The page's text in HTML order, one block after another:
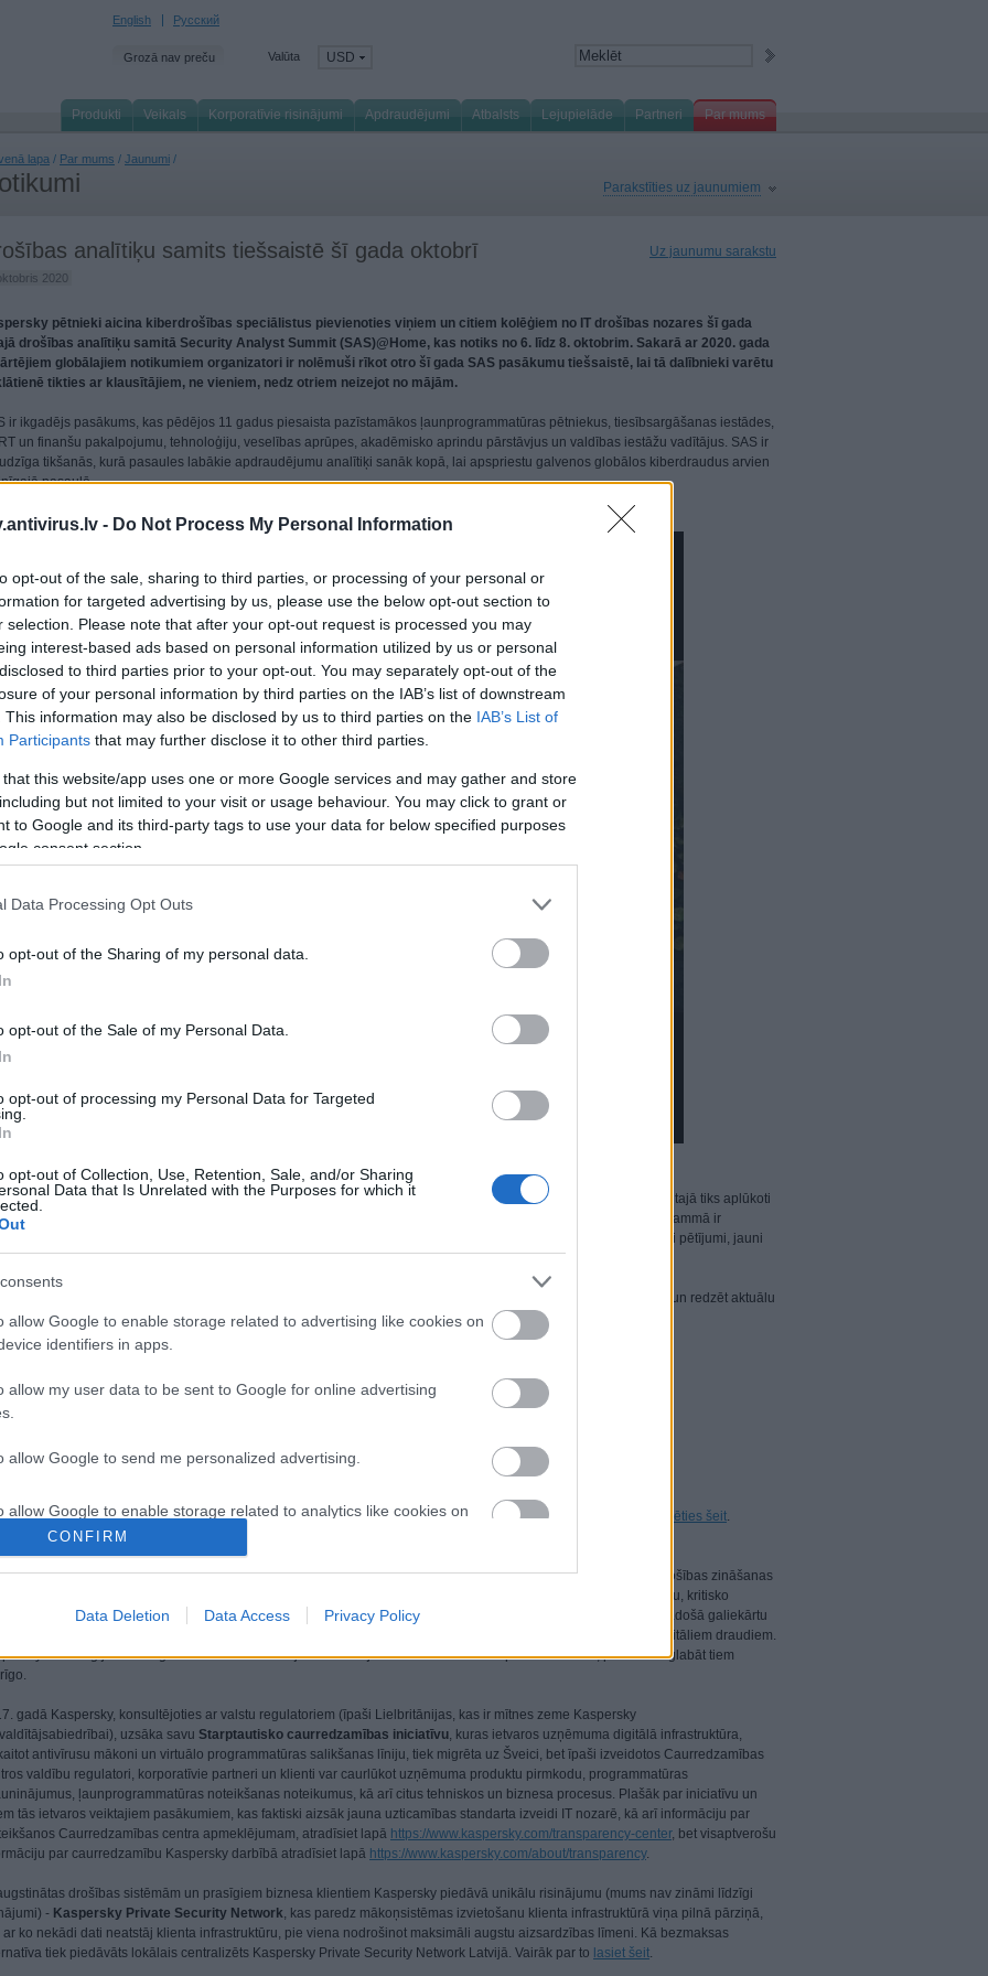
- Do Not Process My Personal Information
opt-out of the sale, sharing to third parties, or processing of your personal or
for targeted advertising by us, please use the below opt-out section to
selection. Please note that after your opt-out request is processed you may
interest-based ads based on personal information utilized by us or personal
to third parties prior to your opt-out. You may separately opt-out of the
of your personal information by third parties on the IAB’s list of downstream
This information may also be disclosed by us to third parties on the IAB’s List of
Participants that may further disclose it to other third parties.
that this website/app uses one or more Google services and may gather and store
but not limited to your visit or usage behaviour. You may click to grant or
to Google and its third-party tags to use your data for below specified purposes
consent section.
Data Processing Opt Outs
opt-out of the Sharing of my personal data.
opt-out of the Sale of my Personal Data.
opt-out of processing my Personal Data for Targeted
opt-out of Collection, Use, Retention, Sale, and/or Sharing
Data that Is Unrelated with the Purposes for which it
allow Google to enable storage related to advertising like cookies on
identifiers in apps.
allow my user data to be sent to Google for online advertising
allow Google to send me personalized advertising.
allow Google to enable storage related to analytics like cookies on
identifiers in apps.
allow Google to enable storage related to functionality of the website
functionality and fraud prevention, and other user protection.
CONFIRM
Data Deletion Data Access Privacy Policy
English Русский
Grozā nav preču Valūta USD
Produkti Veikals Korporatīvie risinājumi Apdraudējumi Atbalsts Lejupielāde Partneri Par mums
lapa / Par mums / Jaunumi /
Parakstīties uz jaunumiem
Uz jaunumu sarakstu
analītiķu samits tiešsaistē šī gada oktobrī
2020
pētnieki aicina kiberdrošības speciālistus pievienoties viņiem un citiem kolēģiem no IT drošības nozares šī gada
drošības analītiķu samitā Security Analyst Summit (SAS)@Home, kas notiks no 6. līdz 8. oktobrim. Sakarā ar 2020. gada
globālajiem notikumiem organizatori ir nolēmuši rīkot otro šī gada SAS pasākumu tiešsaistē, lai tā dalībnieki varētu
tikties ar klausītājiem, ne vieniem, nedz otriem neizejot no mājām.
ir ikgadējs pasākums, kas pēdējos 11 gadus piesaista pazīstamākos ļaunprogrammatūras pētniekus, tiesībsargāšanas iestādes,
un finanšu pakalpojumu, tehnoloģiju, veselības aprūpes, akadēmisko aprindu pārstāvjus un valdības iestāžu vadītājus. SAS ir
tikšanās, kurā pasaules labākie apdraudējumu analītiķi sanāk kopā, lai apspriestu galvenos globālos kiberdraudus arvien
pasaulē.
turpināsies trīs dienas, no 6. līdz 8. oktobrim, no pulksten 18:00 līdz pulksten 21:00 pēc Latvijas laika, un tajā tiks aplūkoti
svarīgākie kiberdrošības jautājumi un tendences, ar kurām pasaule ir saskārusies šajā nemierīgajā gadā. Programmā ir
vadošo drošības pētnieku piedalīšanās no dažādām pasaules daļām. Tiks prezentēti jauni, vēl nepublicēti pētījumi, jauni
izpētes rīki un paņēmieni un vēl daudz kas cits.
ekskluzīvi neklātienē varēs tikties ar pasaules vadošajiem kiberdrošības pētniekiem, piedalīties pārrunās un redzēt aktuālu
klases prezentāciju programmu, kas jau ir kļuvusi par SAS pasākumu sinonīmu.
aplūkotas šādas tēmas:
kiberdraudu atklāšana;
jaunie apdraudējumi;
var reģistrēties ikviens un par piedalīšanos nav jāmaksā. Tie, kas vēlas apmeklēt SAS@Home, var reģistrēties šeit.
Kaspersky
ir globāls kiberdrošības uzņēmums, kas dibināts 1997. gadā. Kaspersky dziļās draudu izlūkošanas un drošības zināšanas
tiek pārveidotas par novatoriskiem drošības risinājumiem un pakalpojumiem, lai aizsargātu uzņēmējdarbību, kritisko
valdības un patērētājus visā pasaulē. Uzņēmuma visaptverošajā drošības risinājumu portfelī ietilpst vadošā galiekārtu
un virkne specializētu drošības risinājumu un pakalpojumu, lai cīnītos pret sarežģītiem un mainīgiem digitāliem draudiem.
tehnoloģijas aizsargā vairāk nekā 400 miljonus lietotāju un 250 tūkstošus korporatīvo klientu, palīdzot saglabāt tiem
gadā Kaspersky, konsultējoties ar valstu regulatoriem (īpaši Lielbritānijas, kas ir mītnes zeme Kaspersky
uzsāka savu Starptautisko caurredzamības iniciatīvu, kuras ietvaros uzņēmuma digitālā infrastruktūra,
antivīrusu mākoni un virtuālo programmatūras salikšanas līniju, tiek migrēta uz Šveici, bet īpaši izveidotos Caurredzamības
valdību regulatori, korporatīvie partneri un klienti var caurlūkot uzņēmuma produktu pirmkodu, programmatūras
ļaunprogrammatūras noteikšanas noteikumus, kā arī citus tehniskos un biznesa procesus. Plašāk par iniciatīvu un
tās ietvaros veiktajiem pasākumiem, kas faktiski aizsāk jauna uzticamības standarta izveidi IT nozarē, kā arī informāciju par
Caurredzamības centra apmeklējumam, atradīsiet lapā https://www.kaspersky.com/transparency-center, bet visaptverošu
par caurredzamību Kaspersky darbībā atradīsiet lapā https://www.kaspersky.com/about/transparency.
drošības sistēmām un prasīgiem biznesa klientiem Kaspersky piedāvā unikālu risinājumu (mums nav zināmi līdzīgi
- Kaspersky Private Security Network, kas paredz mākoņsistēmas izvietošanu klienta infrastruktūrā viņa pilnā pārziņā,
ar ko nekādi dati neatstāj klienta infrastruktūru, pie viena nodrošinot maksimāli augstu aizsardzības līmeni. Kā bezmaksas
tiek piedāvāts lokālais centralizēts Kaspersky Private Security Network Latvijā. Vairāk par to lasiet šeit.